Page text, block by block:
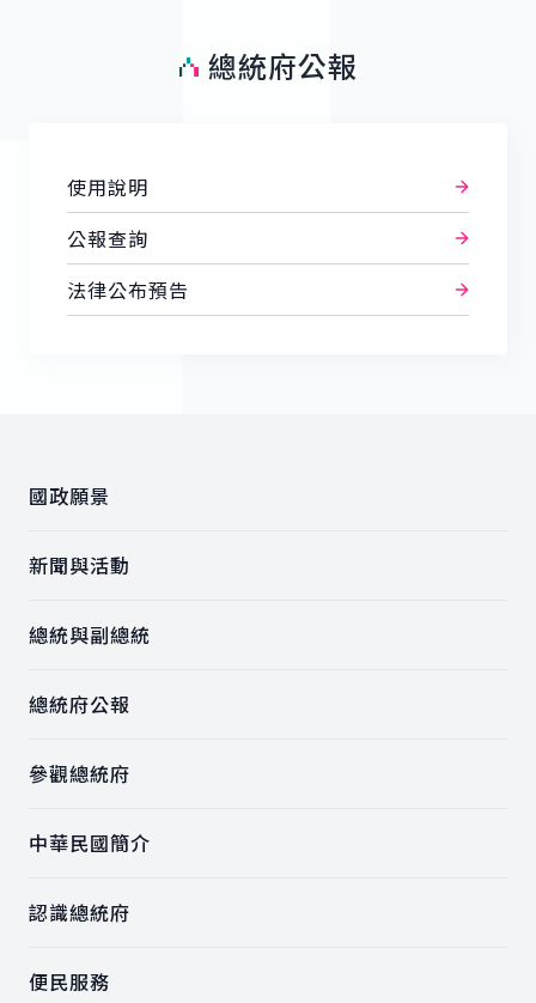
總統府公報
使用說明
公報查詢
法律公布預告
國政願景
新聞與活動
總統與副總統
總統府公報
參觀總統府
中華民國簡介
認識總統府
便民服務